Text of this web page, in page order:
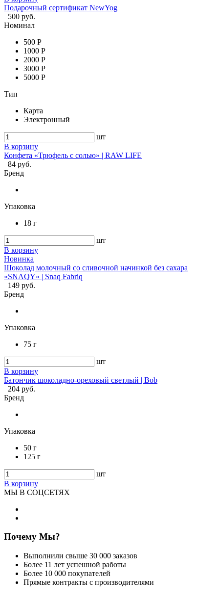
Подарочный сертификат NewYog
500 руб.
Номинал
500 Р
1000 Р
2000 Р
3000 Р
5000 Р
Тип
Карта
Электронный
шт
В корзину
Конфета «Трюфель с солью» | RAW LIFE
84 руб.
Бренд
Упаковка
18 г
шт
В корзину
Новинка
Шоколад молочный со сливочной начинкой без сахара
«SNAQY» | Snaq Fabriq
149 руб.
Бренд
Упаковка
75 г
шт
В корзину
Батончик шоколадно-ореховый светлый | Bob
204 руб.
Бренд
Упаковка
50 г
125 г
шт
В корзину
МЫ В СОЦСЕТЯХ
Почему Мы?
Выполнили свыше 30 000 заказов
Более 11 лет успешной работы
Более 10 000 покупателей
Прямые контракты с производителями